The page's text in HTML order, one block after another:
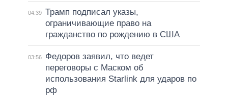
04:39 Трамп подписал указы,
ограничивающие право на
гражданство по рождению в США
03:56
Федоров заявил, что ведет
переговоры с Маском об
использования Starlink для ударов по
рф